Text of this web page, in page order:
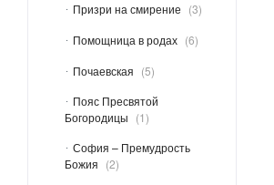
Призри на смирение
3
Помощница в родах
6
Почаевская
5
Пояс Пресвятой
Богородицы
1
София – Премудрость
Божия
2